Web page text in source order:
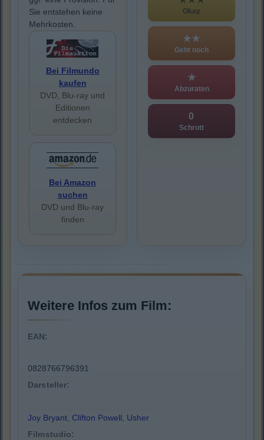
Sie entstehen keine
Mehrkosten.
Bei Filmundo
kaufen
DVD, Blu-ray und
Editionen
entdecken
Bei Amazon
suchen
DVD und Blu-ray
finden
Okay
★★
Geht noch
★
Abzuraten
0
Schrott
Weitere Infos zum Film:
EAN:
0828766796391
Darsteller:
Joy Bryant, Clifton Powell, Usher
Filmstudio: